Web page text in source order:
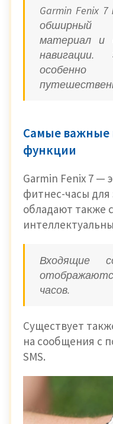
Garmin Fenix
обширный
материал и
Самые важные
функции
Garmin Fenix ​​7 —
фитнес-часы
обладают
Входящие
часов.
Существует
на сообщения с
SMS.